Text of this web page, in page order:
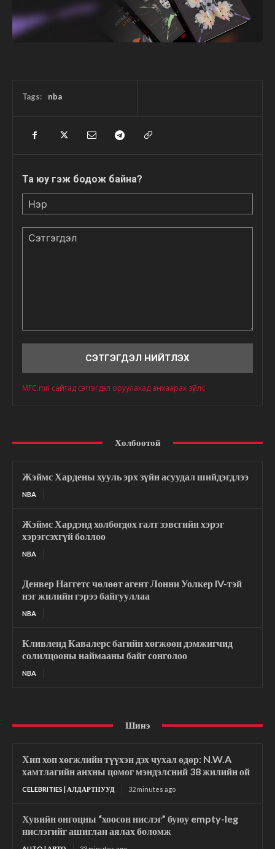
Tags: nba
Та юу гэж бодож байна?
MFC.mn сайтад сэтгэгдэл оруулахад анхаарах зүйлс
Холбоотой
Жэймс Хардены хууль эрх зүйн асуудал шийдэгдлээ
NBA
Жэймс Хардэнд холбогдох галт зэвсгийн хэрэг
хэрэгсэхгүй боллоо
NBA
Денвер Наггетс чөлөөт агент Лонни Уолкер IV-тэй
нэг жилийн гэрээ байгууллаа
NBA
Кливленд Кавалерс багийн хөгжөөн дэмжигчид
солилцооны наймааны байг сонголоо
NBA
Шинэ
Хип хоп хөгжлийн түүхэн дэх чухал өдөр: N.W.A
хамтлагийн анхны цомог мэндэлсний 38 жилийн ой
CELEBRITIES | АЛДАРТНУУД 32 minutes ago
Хувийн онгоцны “хоосон нислэг” буюу empty-leg
нислэгийг ашиглан аялах боломж